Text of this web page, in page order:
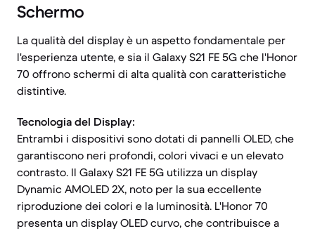
Schermo
La qualità del display è un aspetto fondamentale per
l'esperienza utente, e sia il Galaxy S21 FE 5G che l'Honor
70 offrono schermi di alta qualità con caratteristiche
distintive.
Tecnologia del Display:
Entrambi i dispositivi sono dotati di pannelli OLED, che
garantiscono neri profondi, colori vivaci e un elevato
contrasto. Il Galaxy S21 FE 5G utilizza un display
Dynamic AMOLED 2X, noto per la sua eccellente
riproduzione dei colori e la luminosità. L'Honor 70
presenta un display OLED curvo, che contribuisce a